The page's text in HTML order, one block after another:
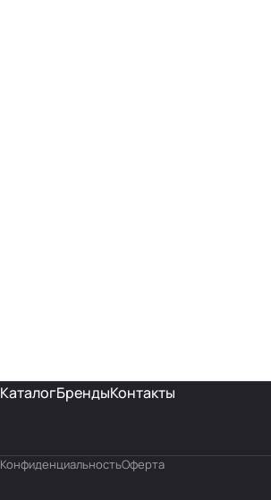
КаталогБрендыКонтакты
КонфиденциальностьОферта